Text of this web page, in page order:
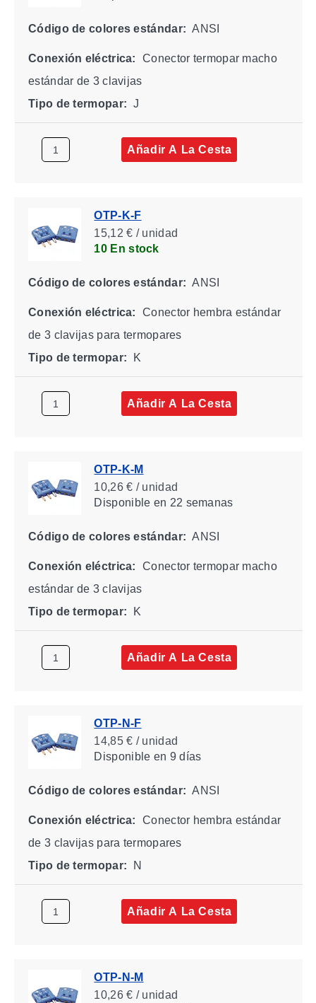
Código de colores estándar: ANSI
Conexión eléctrica:
Conector termopar macho
estándar de 3 clavijas
Tipo de termopar: J
Añadir A La Cesta
OTP-K-F
15,12 € / unidad
10 En stock
Código de colores estándar: ANSI
Conexión eléctrica:
Conector hembra estándar
de 3 clavijas para termopares
Tipo de termopar:
K
Añadir A La Cesta
OTP-K-M
10,26 € / unidad
Disponibleen 22 semanas
Código de colores estándar: ANSI
Conexión eléctrica:
Conector termopar macho
estándar de 3 clavijas
Tipo de termopar:
K
Añadir A La Cesta
OTP-N-F
14,85 € / unidad
Disponibleen 9 días
Código de colores estándar: ANSI
Conexión eléctrica:
Conector hembra estándar
de 3 clavijas para termopares
Tipo de termopar:
N
Añadir A La Cesta
OTP-N-M
10,26 € / unidad